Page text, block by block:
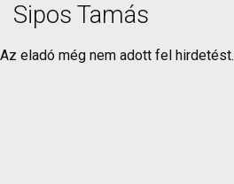
Sipos Tamás
Az eladó még nem adott fel hirdetést.